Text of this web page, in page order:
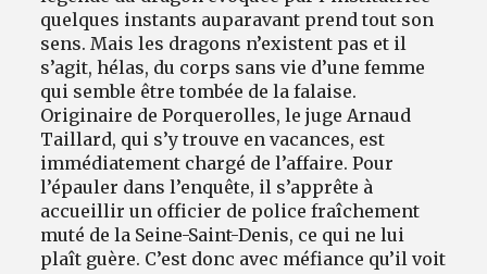
quelques instants auparavant prend tout son
sens. Mais les dragons n’existent pas et il
s’agit, hélas, du corps sans vie d’une femme
qui semble être tombée de la falaise.
Originaire de Porquerolles, le juge Arnaud
Taillard, qui s’y trouve en vacances, est
immédiatement chargé de l’affaire. Pour
l’épauler dans l’enquête, il s’apprête à
accueillir un officier de police fraîchement
muté de la Seine-Saint-Denis, ce qui ne lui
plaît guère. C’est donc avec méfiance qu’il voit